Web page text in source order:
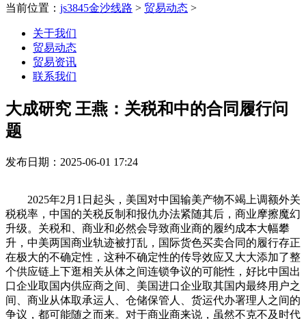
当前位置： js3845金沙线路 > 贸易动态 >
关于我们
贸易动态
贸易资讯
联系我们
大成研究 王燕：关税和中的合同履行问
题
发布日期：2025-06-01 17:24
2025年2月1日起头，美国对中国输美产物不竭上调额外关
税税率，中国的关税反制和报仇办法紧随其后，商业摩擦魔幻
升级。关税和、商业和必然会导致商业商的履约成本大幅攀
升，中美两国商业轨迹被打乱，国际货色买卖合同的履行存正
在极大的不确定性，这种不确定性的传导效应又大大添加了整
个供应链上下逛相关从体之间连锁争议的可能性，好比中国出
口企业取国内供应商之间、美国进口企业取其国内最终用户之
间、商业从体取承运人、仓储保管人、货运代办署理人之间的
争议，都可能随之而来。对于商业商来说，虽然不克不及时代